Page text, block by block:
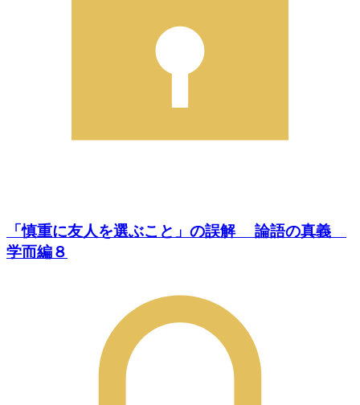
「慎重に友人を選ぶこと」の誤解 論語の真義
学而編８